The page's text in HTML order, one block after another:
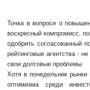
Точка в вопросе о
воскресный компромисс,
одобрить согласованный
рейтинговые агентства -
свои долговые проблемы.
Хотя в понедельник
оптимизма среди